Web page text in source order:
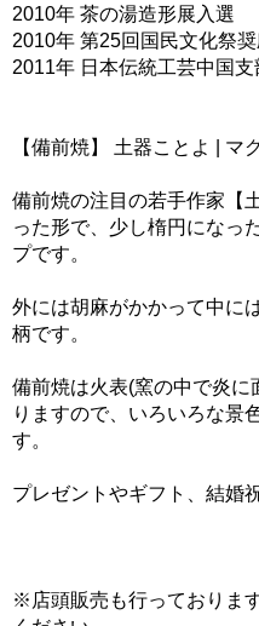
2010年 茶の湯造形展入選
2010年 第25回国民文化祭
2011年 日本伝統工芸中国支
【備前焼】 土器ことよ | マ
備前焼の注目の若手作家【
った形で、少し楕円になっ
プです。
外には胡麻がかかって中に
柄です。
備前焼は火表(窯の中で炎に
りますので、いろいろな景
す。
プレゼントやギフト、結婚
※店頭販売も行っておりま